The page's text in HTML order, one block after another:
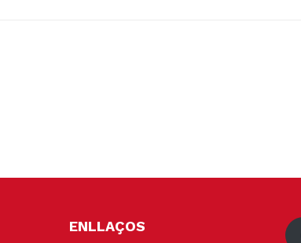
ENLLAÇOS